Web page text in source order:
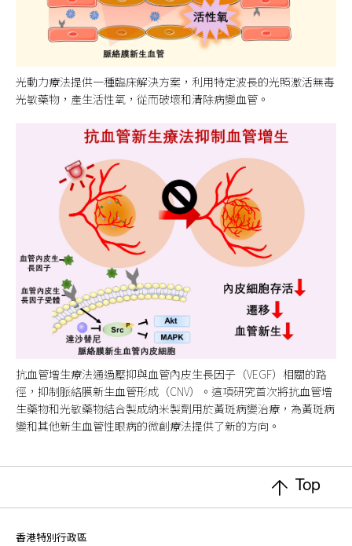
光動力療法提供一種臨床解決方案，利用特定波長的光照激活無毒
光敏藥物，產生活性氧，從而破壞和清除病變血管。
抗血管增生療法通過壓抑與血管內皮生長因子（VEGF）相關的路
徑，抑制脈絡膜新生血管形成（CNV）。這項研究首次將抗血管增
生藥物和光敏藥物結合製成納米製劑用於黃斑病變治療，為黃斑病
變和其他新生血管性眼病的微創療法提供了新的方向。
Top
香港特別行政區